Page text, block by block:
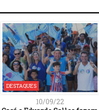
DESTAQUES
10/09/22